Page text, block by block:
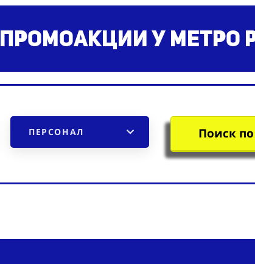
промоакции у метро
ПЕРСОНАЛ Поиск